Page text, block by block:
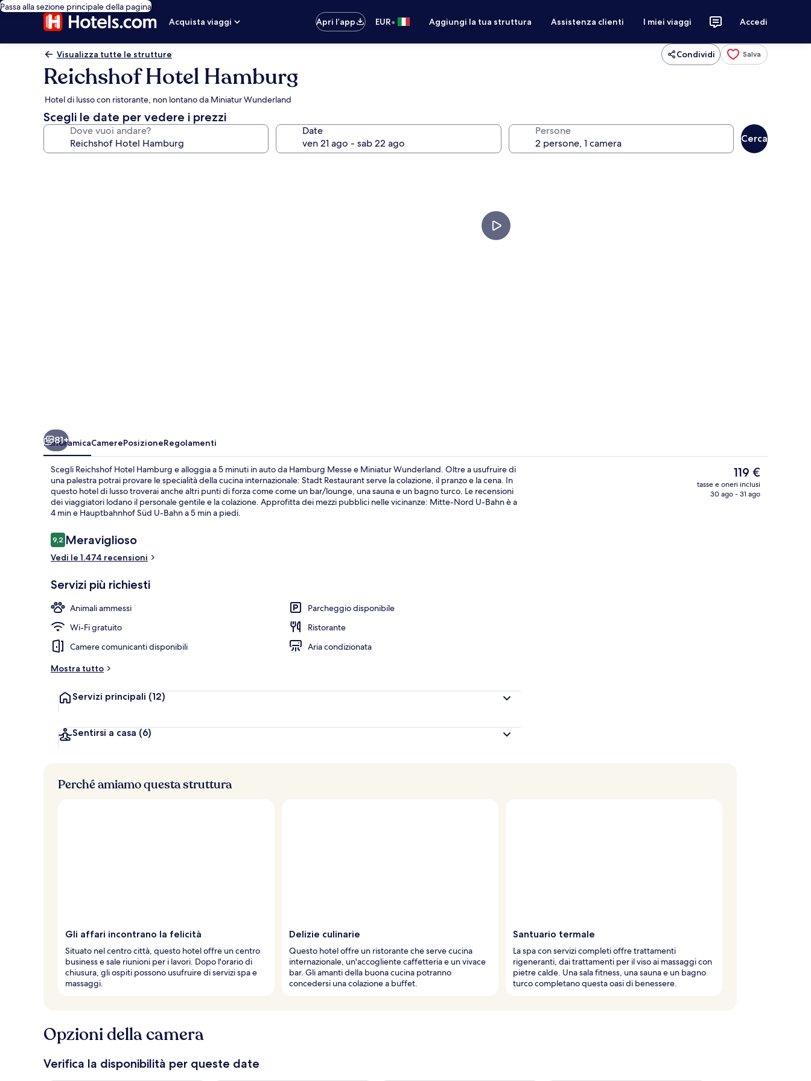
Passa alla sezione principale della pagina
Acquista viaggi
Apri l’app EUR• Aggiungi la tua struttura Assistenza clienti I miei viaggi Accedi
Visualizza tutte le strutture Condividi Salva
Reichshof Hotel Hamburg
Hotel di lusso con ristorante, non lontano da Miniatur Wunderland
Scegli le date per vedere i prezzi
Dove vuoi andare? Date Persone
Cerca
Hall Servizio di colazione, pranzo e cena
81+
PanoramicaCamerePosizioneRegolamenti
Scegli Reichshof Hotel Hamburg e alloggia a 5 minuti in auto da Hamburg Messe e Miniatur Wunderland. Oltre a usufruire di
una palestra potrai provare le specialità della cucina internazionale: Stadt Restaurant serve la colazione, il pranzo e la cena. In
questo hotel di lusso troverai anche altri punti di forza come come un bar/lounge, una sauna e un bagno turco. Le recensioni
dei viaggiatori lodano il personale gentile e la colazione. Approfitta dei mezzi pubblici nelle vicinanze: Mitte-Nord U-Bahn è a
4 min e Hauptbahnhof Süd U-Bahn a 5 min a piedi.
Recensioni
9,29,2 su 10
Meraviglioso
Vedi le 1.474 recensioni
Servizi più richiesti
Animali ammessi
Parcheggio disponibile
Wi-Fi gratuito
Ristorante
Camere comunicanti disponibili
Aria condizionata
Mostra tutto
Servizi principali (12)
Sentirsi a casa (6)
Il
prezzo
attuale
119 €
tasse e oneri inclusi
30 ago - 31 ago
Perché amiamo questa struttura
Gli affari incontrano la felicità
Situato nel centro città, questo hotel offre un centro
business e sale riunioni per i lavori. Dopo l'orario di
chiusura, gli ospiti possono usufruire di servizi spa e
massaggi.
Delizie culinarie
Questo hotel offre un ristorante che serve cucina
internazionale, un'accogliente caffetteria e un vivace
bar. Gli amanti della buona cucina potranno
concedersi una colazione a buffet.
Santuario termale
La spa con servizi completi offre trattamenti
rigeneranti, dai trattamenti per il viso ai massaggi con
pietre calde. Una sala fitness, una sauna e un bagno
turco completano questa oasi di benessere.
Opzioni della camera
Verifica la disponibilità per queste date